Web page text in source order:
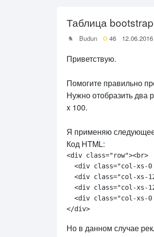
Таблица
Budun 46
Приветствую.
Помогите правильно
Нужно отобразить два
x 100.
Я применяю
Код HTML:
<div class="row"><br>
<div class="col-xs-
<div class="col-xs-
<div class="col-xs-
<div class="col-xs-
</div>
Но в данном случае